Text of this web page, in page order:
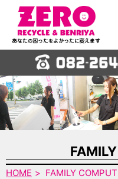
HOME FAMILY